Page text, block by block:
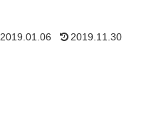
2019.01.06 2019.11.30